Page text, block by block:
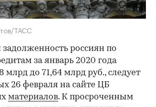
ТАСС
россиян по
за январь 2020 года
млрд до 71,64 млрд руб., следует
26 февраля на сайте ЦБ
материалов. К просроченным